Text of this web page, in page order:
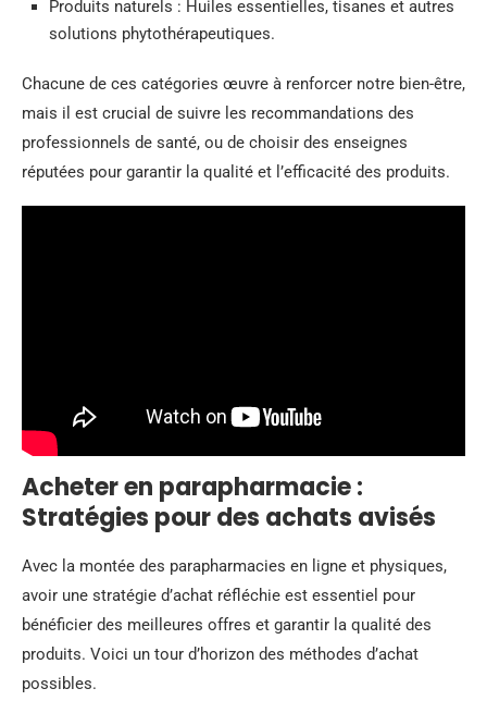
Produits naturels : Huiles essentielles, tisanes et autres
solutions phytothérapeutiques.
Chacune de ces catégories œuvre à renforcer notre bien-être,
mais il est crucial de suivre les recommandations des
professionnels de santé, ou de choisir des enseignes
réputées pour garantir la qualité et l’efficacité des produits.
Acheter en parapharmacie :
Stratégies pour des achats avisés
Avec la montée des parapharmacies en ligne et physiques,
avoir une stratégie d’achat réfléchie est essentiel pour
bénéficier des meilleures offres et garantir la qualité des
produits. Voici un tour d’horizon des méthodes d’achat
possibles.